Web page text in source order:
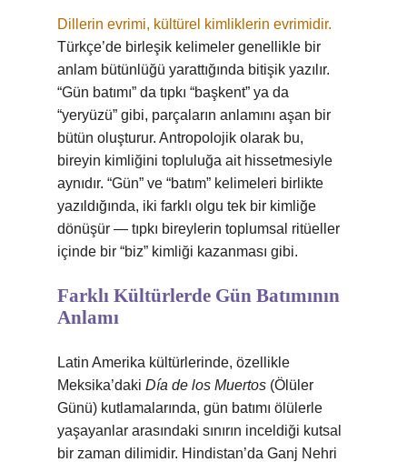
Dillerin evrimi, kültürel kimliklerin evrimidir.
Türkçe’de birleşik kelimeler genellikle bir
anlam bütünlüğü yarattığında bitişik yazılır.
“Gün batımı” da tıpkı “başkent” ya da
“yeryüzü” gibi, parçaların anlamını aşan bir
bütün oluşturur. Antropolojik olarak bu,
bireyin kimliğini topluluğa ait hissetmesiyle
aynıdır. “Gün” ve “batım” kelimeleri birlikte
yazıldığında, iki farklı olgu tek bir kimliğe
dönüşür — tıpkı bireylerin toplumsal ritüeller
içinde bir “biz” kimliği kazanması gibi.
Farklı Kültürlerde Gün Batımının
Anlamı
Latin Amerika kültürlerinde, özellikle
Meksika’daki Día de los Muertos (Ölüler
Günü) kutlamalarında, gün batımı ölülerle
yaşayanlar arasındaki sınırın inceldiği kutsal
bir zaman dilimidir. Hindistan’da Ganj Nehri